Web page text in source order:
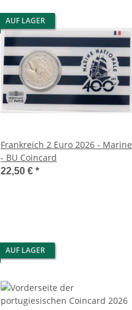
AUF LAGER
Frankreich 2 Euro 2026 - Marine
- BU Coincard
22,50 € *
AUF LAGER